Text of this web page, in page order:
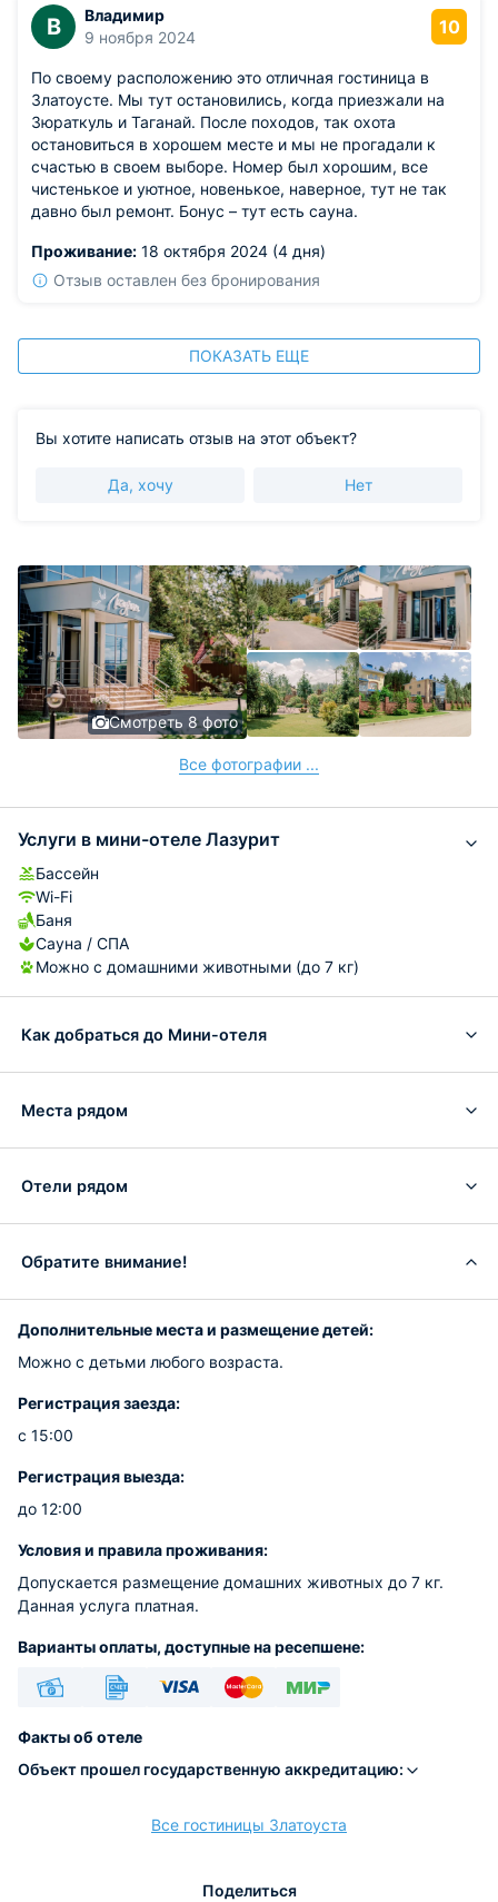
В
Владимир
9 ноября 2024
10
По своему расположению это отличная гостиница в
Златоусте. Мы тут остановились, когда приезжали на
Зюраткуль и Таганай. После походов, так охота
остановиться в хорошем месте и мы не прогадали к
счастью в своем выборе. Номер был хорошим, все
чистенькое и уютное, новенькое, наверное, тут не так
давно был ремонт. Бонус – тут есть сауна.
Проживание: 18 октября 2024 (4 дня)
Отзыв оставлен без бронирования
ПОКАЗАТЬ ЕЩЕ
Вы хотите написать отзыв на этот объект?
Да, хочу Нет
Смотреть 8 фото
Все фотографии ...
Услуги в мини-отеле Лазурит
Бассейн
Wi-Fi
Баня
Сауна / СПА
Можно с домашними животными (до 7 кг)
Как добраться до Мини-отеля
Места рядом
Отели рядом
Обратите внимание!
Дополнительные места и размещение детей:
Можно с детьми любого возраста.
Регистрация заезда:
с 15:00
Регистрация выезда:
до 12:00
Условия и правила проживания:
Допускается размещение домашних животных до 7 кг.
Данная услуга платная.
Варианты оплаты, доступные на ресепшене:
Факты об отеле
Объект прошел государственную аккредитацию:
Все гостиницы Златоуста
Поделиться